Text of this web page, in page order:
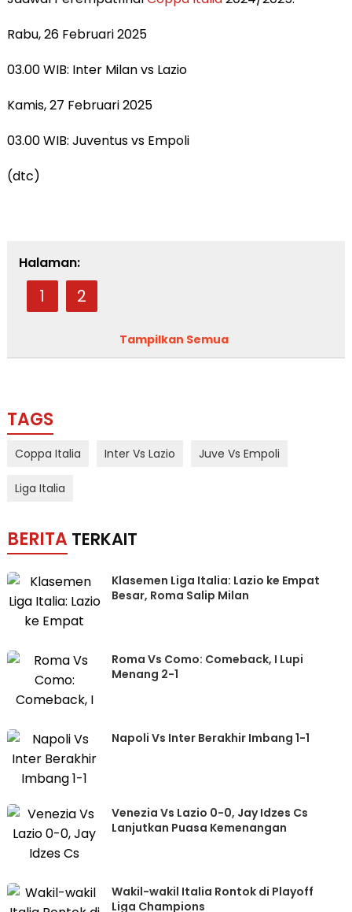
Rabu, 26 Februari 2025
03.00 WIB: Inter Milan vs Lazio
Kamis, 27 Februari 2025
03.00 WIB: Juventus vs Empoli
(dtc)
Halaman:
1 2
Tampilkan Semua
TAGS
Coppa Italia Inter Vs Lazio Juve Vs Empoli
Liga Italia
BERITA TERKAIT
Klasemen Liga Italia: Lazio ke Empat
Besar, Roma Salip Milan
Roma Vs Como: Comeback, I Lupi
Menang 2-1
Napoli Vs Inter Berakhir Imbang 1-1
Venezia Vs Lazio 0-0, Jay Idzes Cs
Lanjutkan Puasa Kemenangan
Wakil-wakil Italia Rontok di Playoff
Liga Champions